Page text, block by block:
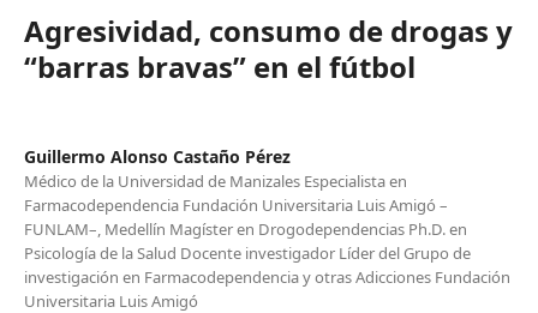
Agresividad, consumo de drogas y
“barras bravas” en el fútbol
Guillermo Alonso Castaño Pérez
Médico de la Universidad de Manizales Especialista en
Farmacodependencia Fundación Universitaria Luis Amigó –
FUNLAM–, Medellín Magíster en Drogodependencias Ph.D. en
Psicología de la Salud Docente investigador Líder del Grupo de
investigación en Farmacodependencia y otras Adicciones Fundación
Universitaria Luis Amigó